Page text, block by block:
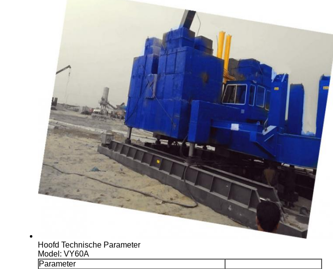
Hoofd Technische Parameter
Model: VY60A
Parameter